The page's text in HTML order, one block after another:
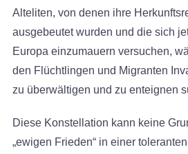
Alteliten, von denen ihre
ausgebeutet wurden und die sich
Europa einzumauern versuchen,
den Flüchtlingen und Migranten
zu überwältigen und zu enteignen
Diese Konstellation kann keine
„ewigen Frieden“ in einer